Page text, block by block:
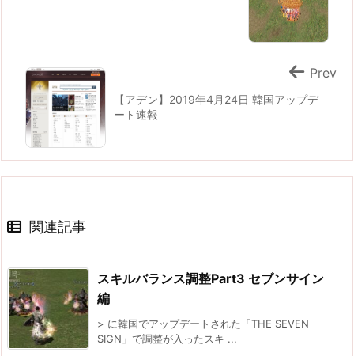
【アデン】2019年4月24日 韓国アップデ
ート速報
Prev
関連記事
スキルバランス調整Part3 セブンサイン
編
> に韓国でアップデートされた「THE SEVEN
SIGN」で調整が入ったスキ ...